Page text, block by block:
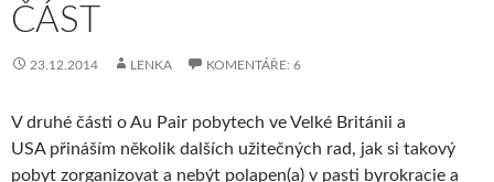
ČÁST
23.12.2014 LENKA KOMENTÁŘE: 6
V druhé části o Au Pair pobytech ve Velké Británii a
USA přináším několik dalších užitečných rad, jak si takový
pobyt zorganizovat a nebýt polapen(a) v pasti byrokracie a